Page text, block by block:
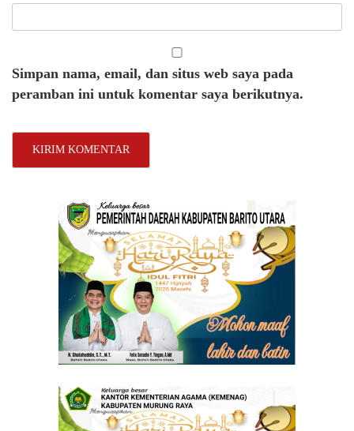
Simpan nama, email, dan situs web saya pada
peramban ini untuk komentar saya berikutnya.